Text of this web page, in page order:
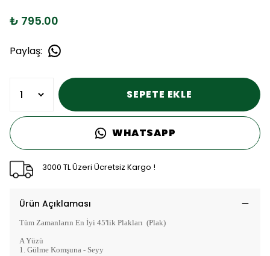
₺ 795.00
Paylaş:
SEPETE EKLE
WHATSAPP
3000 TL Üzeri Ücretsiz Kargo !
Ürün Açıklaması
Tüm Zamanların En İyi 45'lik Plakları (Plak)
A Yüzü
1. Gülme Komşuna - Seyy